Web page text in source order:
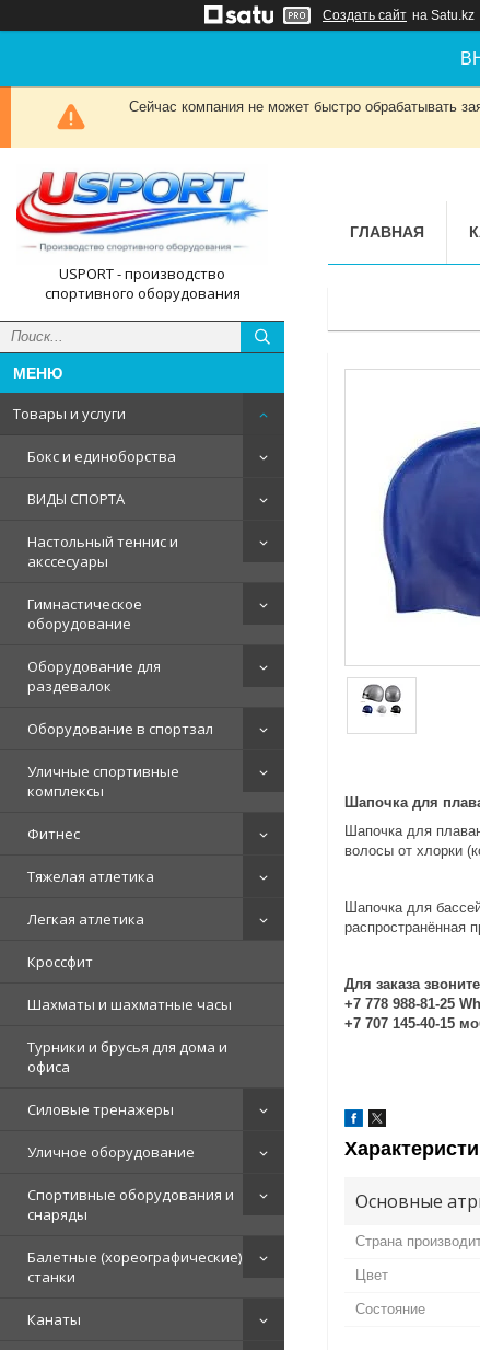
Создать сайт на Satu.kz
Сейчас компания не может быстро обрабатывать
USPORT - производство
спортивного оборудования
Товары и услуги
Бокс и единоборства
ВИДЫ СПОРТА
Настольный теннис и
акссесуары
Гимнастическое
оборудование
Оборудование для
раздевалок
Оборудование в спортзал
Уличные спортивные
комплексы
Фитнес
Тяжелая атлетика
Легкая атлетика
Кроссфит
Шахматы и шахматные часы
Турники и брусья для дома и
офиса
Силовые тренажеры
Уличное оборудование
Спортивные оборудования и
снаряды
Балетные (хореографические)
станки
Канаты
ГЛАВНАЯ
Шапочка для
Шапочка для
волосы от хлорки
Шапочка для
распространённая
Для заказа
+7 778 988-81-25
+7 707 145-40-15
Основные
Страна
Цвет
Состояние